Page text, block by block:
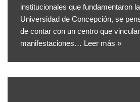
institucionales que fundamentaron
Universidad de Concepción, se
de contar con un centro que
manifestaciones… Leer más »